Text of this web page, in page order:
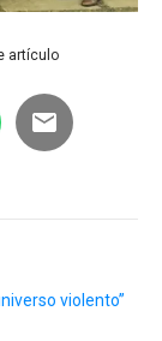
artículo
violento”